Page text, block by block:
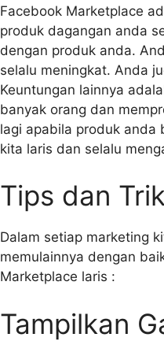
Facebook Marketplace
produk dagangan anda
dengan produk anda.
selalu meningkat. Anda
Keuntungan lainnya
banyak orang dan
lagi apabila produk anda
kita laris dan selalu
Tips dan Trik
Dalam setiap marketing
memulainnya dengan
Marketplace laris :
Tampilkan